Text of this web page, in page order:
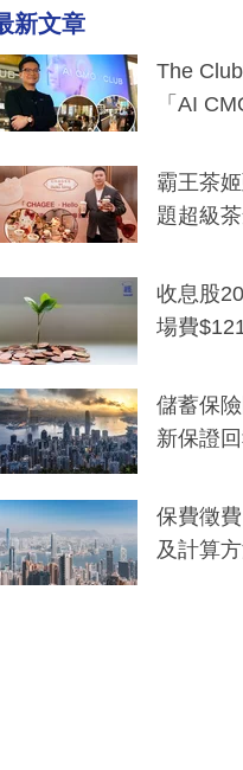
新文章
The
「AI
分鐘生
霸王茶
題超級
y及香港
收息股
場費
儲蓄保
新保證
保費徵
及計算